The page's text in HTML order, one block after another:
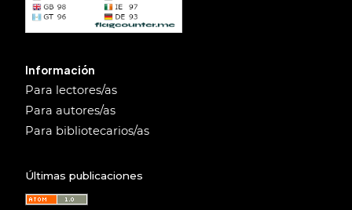
Información
Para lectores/as
Para autores/as
Para bibliotecarios/as
Últimas publicaciones